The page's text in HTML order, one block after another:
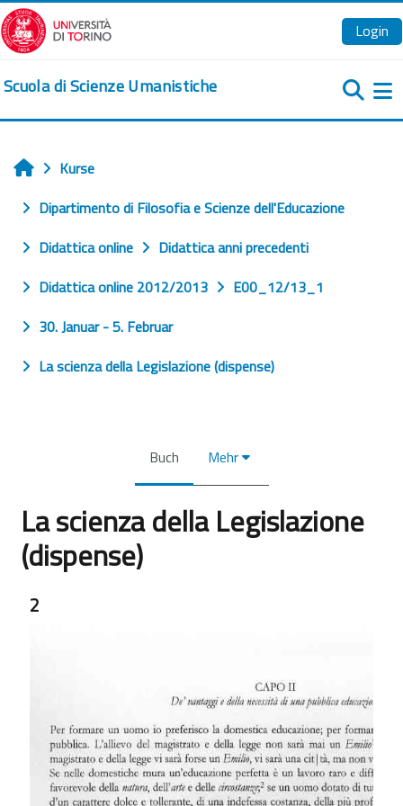
Zum Hauptinhalt
Login
Scuola di Scienze Umanistiche
Startseite
Kurse
Dipartimento di Filosofia e Scienze dell'Educazione
Didattica online
Didattica anni precedenti
Didattica online 2012/2013
E00_12/13_1
30. Januar - 5. Februar
La scienza della Legislazione (dispense)
Buch Mehr
La scienza della Legislazione
(dispense)
2